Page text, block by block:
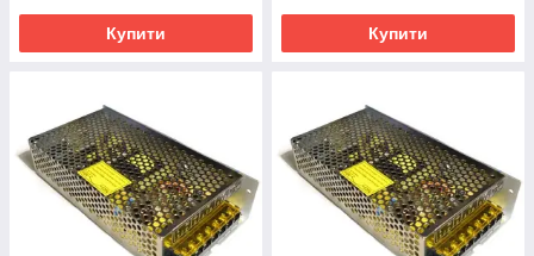
Купити Купити